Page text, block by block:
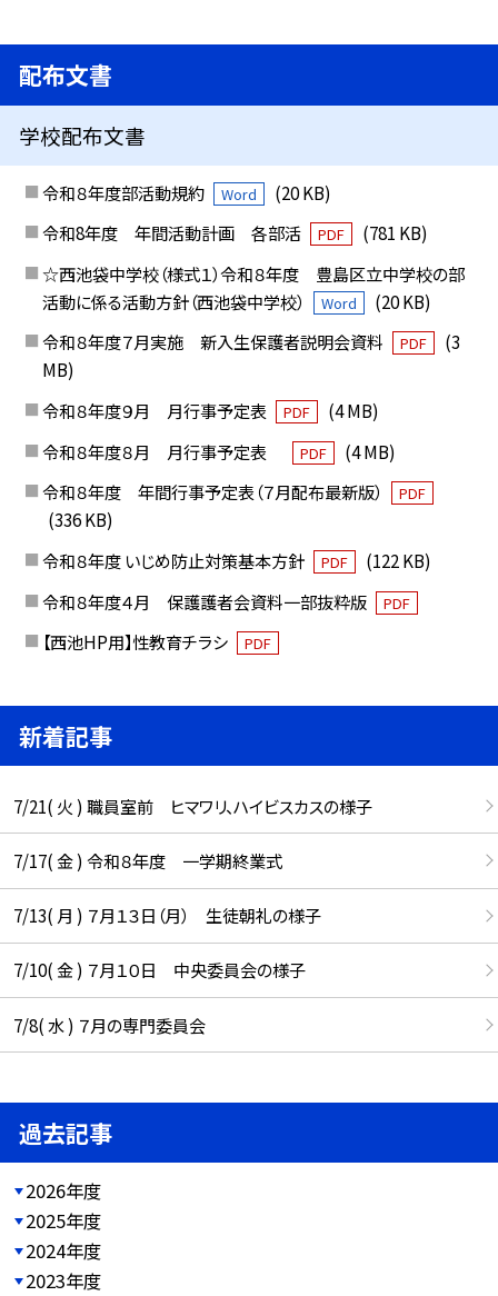
配布文書
学校配布文書
令和８年度部活動規約 Word
(20 KB)
令和8年度 年間活動計画 各部活
PDF
(781 KB)
☆西池袋中学校（様式１）令和８年度 豊島区立中学校の部
活動に係る活動方針（西池袋中学校）
Word
(20 KB)
令和８年度７月実施 新入生保護者説明会資料
PDF
(3
MB)
令和８年度９月 月行事予定表
PDF
(4 MB)
令和８年度８月 月行事予定表
PDF
(4 MB)
令和８年度 年間行事予定表（７月配布最新版）
PDF
(336 KB)
令和８年度 いじめ防止対策基本方針
PDF
(122 KB)
令和８年度４月 保護護者会資料一部抜粋版
PDF
【西池HP用】性教育チラシ PDF
新着記事
7/21( 火 ) 職員室前 ヒマワリ、ハイビスカスの様子
7/17( 金 ) 令和８年度 一学期終業式
7/13( 月 ) ７月１３日（月） 生徒朝礼の様子
7/10( 金 ) ７月１０日 中央委員会の様子
7/8( 水 ) ７月の専門委員会
過去記事
2026年度
2025年度
2024年度
2023年度